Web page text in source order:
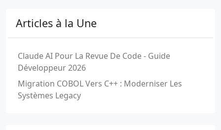
Articles à la Une
Claude AI Pour La Revue De Code - Guide
Développeur 2026
Migration COBOL Vers C++ : Moderniser Les
Systèmes Legacy